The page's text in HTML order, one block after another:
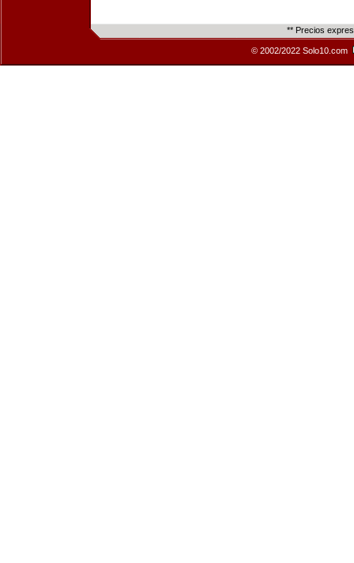
** Precios
© 2002/2022 Solo10.com